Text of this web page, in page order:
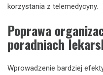
korzystania z telemedycyny.
Poprawa
poradniach
Wprowadzenie bardziej